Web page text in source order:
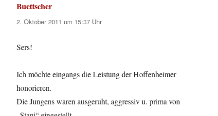
Buettscher
2. Oktober 2011 um 15:37 Uhr
Sers!
Ich möchte eingangs die Leistung der Hoffenheimer
honorieren.
Die Jungens waren ausgeruht, aggressiv u. prima von